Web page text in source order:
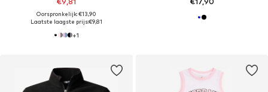
Oorspronkelijk: €13,90
Laatste laagste prijs:€9,81
+1